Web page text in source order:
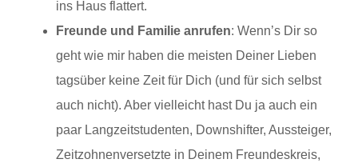
ins Haus flattert.
Freunde und Familie anrufen: Wenn’s Dir so
geht wie mir haben die meisten Deiner Lieben
tagsüber keine Zeit für Dich (und für sich selbst
auch nicht). Aber vielleicht hast Du ja auch ein
paar Langzeitstudenten, Downshifter, Aussteiger,
Zeitzohnenversetzte in Deinem Freundeskreis,